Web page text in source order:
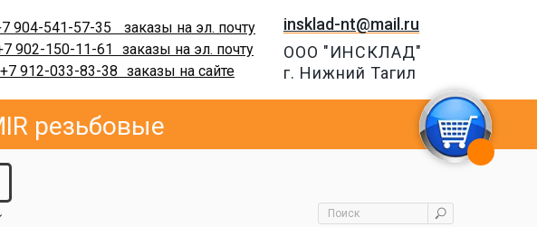
insklad-nt@mail.ru
904-541-57-35
заказы на эл. почту
902-150-11-61
заказы на эл. почту
912-033-83-38 заказы на сайте
ООО "ИНСКЛАД"
г. Нижний Тагил
резьбовые